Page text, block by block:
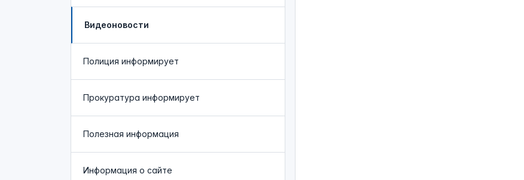
Видеоновости
Полиция информирует
Прокуратура информирует
Полезная информация
Информация о сайте